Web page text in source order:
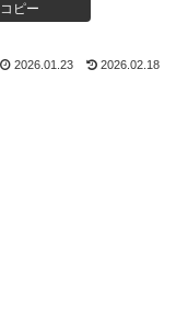
コピー
2026.01.23 2026.02.18